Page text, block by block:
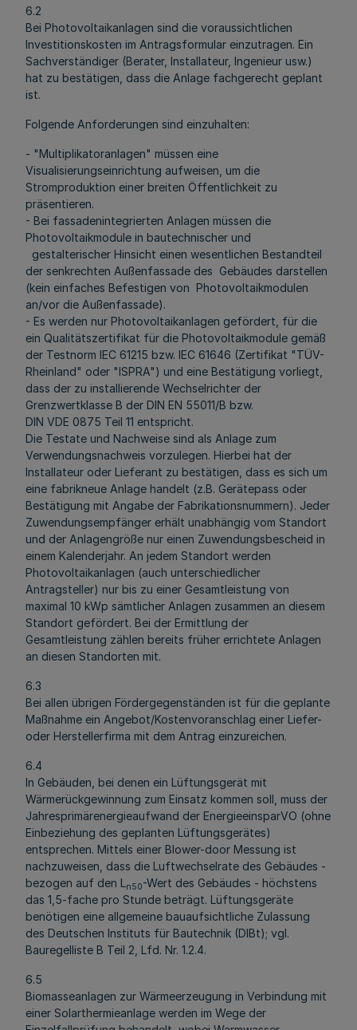
6.2
Bei Photovoltaikanlagen sind die voraussichtlichen
Investitionskosten im Antragsformular einzutragen. Ein
Sachverständiger (Berater, Installateur, Ingenieur usw.)
hat zu bestätigen, dass die Anlage fachgerecht geplant
ist.
Folgende Anforderungen sind einzuhalten:
- "Multiplikatoranlagen" müssen eine
Visualisierungseinrichtung aufweisen, um die
Stromproduktion einer breiten Öffentlichkeit zu
präsentieren.
- Bei fassadenintegrierten Anlagen müssen die
Photovoltaikmodule in bautechnischer und
gestalterischer Hinsicht einen wesentlichen Bestandteil
der senkrechten Außenfassade des Gebäudes darstellen
(kein einfaches Befestigen von Photovoltaikmodulen
an/vor die Außenfassade).
- Es werden nur Photovoltaikanlagen gefördert, für die
ein Qualitätszertifikat für die Photovoltaikmodule gemäß
der Testnorm IEC 61215 bzw. IEC 61646 (Zertifikat "TÜV-
Rheinland" oder "ISPRA") und eine Bestätigung vorliegt,
dass der zu installierende Wechselrichter der
Grenzwertklasse B der DIN EN 55011/B bzw.
DIN VDE 0875 Teil 11 entspricht.
Die Testate und Nachweise sind als Anlage zum
Verwendungsnachweis vorzulegen. Hierbei hat der
Installateur oder Lieferant zu bestätigen, dass es sich um
eine fabrikneue Anlage handelt (z.B. Gerätepass oder
Bestätigung mit Angabe der Fabrikationsnummern). Jeder
Zuwendungsempfänger erhält unabhängig vom Standort
und der Anlagengröße nur einen Zuwendungsbescheid in
einem Kalenderjahr. An jedem Standort werden
Photovoltaikanlagen (auch unterschiedlicher
Antragsteller) nur bis zu einer Gesamtleistung von
maximal 10 kWp sämtlicher Anlagen zusammen an diesem
Standort gefördert. Bei der Ermittlung der
Gesamtleistung zählen bereits früher errichtete Anlagen
an diesen Standorten mit.
6.3
Bei allen übrigen Fördergegenständen ist für die geplante
Maßnahme ein Angebot/Kostenvoranschlag einer Liefer-
oder Herstellerfirma mit dem Antrag einzureichen.
6.4
In Gebäuden, bei denen ein Lüftungsgerät mit
Wärmerückgewinnung zum Einsatz kommen soll, muss der
Jahresprimärenergieaufwand der EnergieeinsparVO (ohne
Einbeziehung des geplanten Lüftungsgerätes)
entsprechen. Mittels einer Blower-door Messung ist
nachzuweisen, dass die Luftwechselrate des Gebäudes -
bezogen auf den L n50-Wert des Gebäudes - höchstens
das 1,5-fache pro Stunde beträgt. Lüftungsgeräte
benötigen eine allgemeine bauaufsichtliche Zulassung
des Deutschen Instituts für Bautechnik (DIBt); vgl.
Bauregelliste B Teil 2, Lfd. Nr. 1.2.4.
6.5
Biomasseanlagen zur Wärmeerzeugung in Verbindung mit
einer Solarthermieanlage werden im Wege der